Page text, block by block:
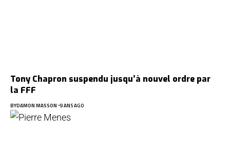
Tony Chapron suspendu jusqu’à nouvel ordre par
la FFF
BYDAMON MASSON 9 ANS AGO